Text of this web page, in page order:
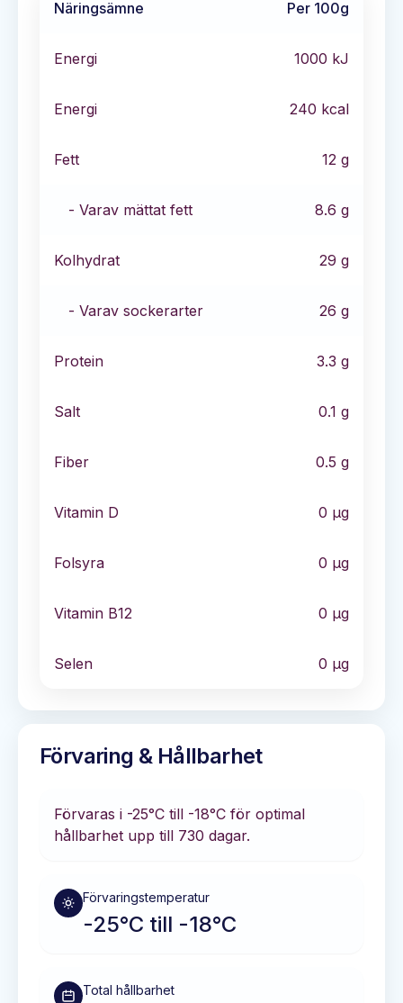
Näringsämne Per 100g
Energi 1000 kJ
Energi 240 kcal
Fett 12 g
- Varav mättat fett 8.6 g
Kolhydrat 29 g
- Varav sockerarter 26 g
Protein 3.3 g
Salt 0.1 g
Fiber 0.5 g
Vitamin D 0 µg
Folsyra 0 µg
Vitamin B12 0 µg
Selen 0 µg
Förvaring & Hållbarhet
Förvaras i -25°C till -18°C för optimal
hållbarhet upp till 730 dagar.
Förvaringstemperatur
-25°C till -18°C
Total hållbarhet